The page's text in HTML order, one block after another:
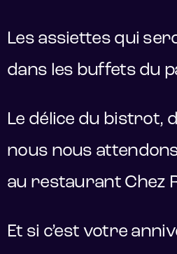
Les assiettes qui
dans les buffets du
Le délice du bistrot,
nous nous
au restaurant Chez
Et si c’est votre